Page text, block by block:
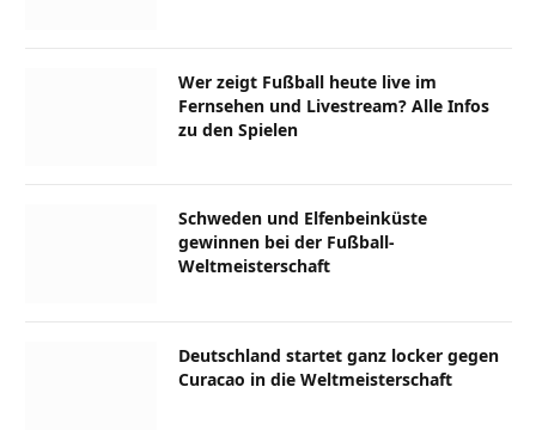
Wer zeigt Fußball heute live im
Fernsehen und Livestream? Alle Infos
zu den Spielen
Schweden und Elfenbeinküste
gewinnen bei der Fußball-
Weltmeisterschaft
Deutschland startet ganz locker gegen
Curacao in die Weltmeisterschaft